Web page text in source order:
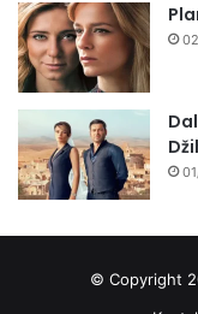
© Copyright